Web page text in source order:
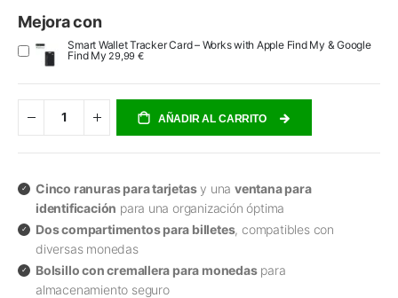
Mejora con
Smart Wallet Tracker Card – Works with Apple Find My & Google
Find My 29,99 €
AÑADIR AL CARRITO
Cinco ranuras para tarjetasy unaventana para
identificación para una organización óptima
Dos compartimentos para billetes, compatibles con
diversas monedas
Bolsillo con cremallera para monedaspara
almacenamiento seguro